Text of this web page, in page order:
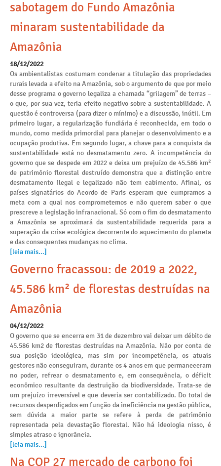
sabotagem do Fundo Amazônia
minaram sustentabilidade da
Amazônia
18/12/2022
Os ambientalistas costumam condenar a titulação das propriedades
rurais levada a efeito na Amazônia, sob o argumento de que por meio
desse programa o governo legaliza a chamada “grilagem” de terras –
o que, por sua vez, teria efeito negativo sobre a sustentabilidade. A
questão é controversa (para dizer o mínimo) e a discussão, inútil. Em
primeiro lugar, a regularização fundiária é reconhecida, em todo o
mundo, como medida primordial para planejar o desenvolvimento e a
ocupação produtiva. Em segundo lugar, a chave para a conquista da
sustentabilidade está no desmatamento zero. A incompetência do
governo que se despede em 2022 e deixa um prejuízo de 45.586 km²
de patrimônio florestal destruído demonstra que a distinção entre
desmatamento ilegal e legalizado não tem cabimento. Afinal, os
países signatários do Acordo de Paris esperam que cumpramos a
meta com a qual nos comprometemos e não querem saber o que
prescreve a legislação infranacional. Só com o fim do desmatamento
a Amazônia se aproximará da sustentabilidade requerida para a
superação da crise ecológica decorrente do aquecimento do planeta
e das consequentes mudanças no clima.
[leia mais...]
Governo fracassou: de 2019 a 2022,
45.586 km² de florestas destruídas na
Amazônia
04/12/2022
O governo que se encerra em 31 de dezembro vai deixar um débito de
45.586 km2 de florestas destruídas na Amazônia. Não por conta de
sua posição ideológica, mas sim por incompetência, os atuais
gestores não conseguiram, durante os 4 anos em que permaneceram
no poder, refrear o desmatamento e, em consequência, o déficit
econômico resultante da destruição da biodiversidade. Trata-se de
um prejuízo irreversível e que deveria ser contabilizado. Do total de
recursos desperdiçados em função da ineficiência na gestão pública,
sem dúvida a maior parte se refere à perda de patrimônio
representada pela devastação florestal. Não há ideologia nisso, é
simples atraso e ignorância.
[leia mais...]
Na COP 27 mercado de carbono foi